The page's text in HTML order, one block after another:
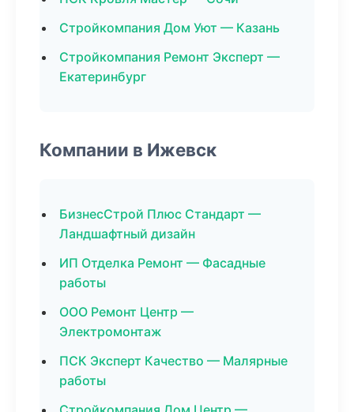
Стройкомпания Дом Уют — Казань
Стройкомпания Ремонт Эксперт —
Екатеринбург
Компании в Ижевск
БизнесСтрой Плюс Стандарт —
Ландшафтный дизайн
ИП Отделка Ремонт — Фасадные
работы
ООО Ремонт Центр —
Электромонтаж
ПСК Эксперт Качество — Малярные
работы